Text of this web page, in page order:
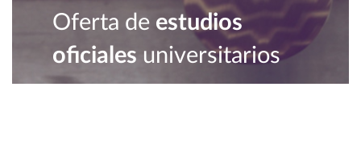
Oferta de estudios
oficiales universitarios